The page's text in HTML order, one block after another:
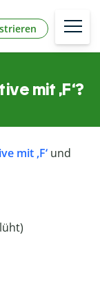
mit ,F‘?
mit ,F‘ und